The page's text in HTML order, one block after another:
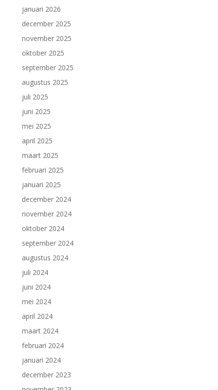
januari 2026
december 2025
november 2025
oktober 2025
september 2025
augustus 2025
juli 2025
juni 2025
mei 2025
april 2025
maart 2025
februari 2025
januari 2025
december 2024
november 2024
oktober 2024
september 2024
augustus 2024
juli 2024
juni 2024
mei 2024
april 2024
maart 2024
februari 2024
januari 2024
december 2023